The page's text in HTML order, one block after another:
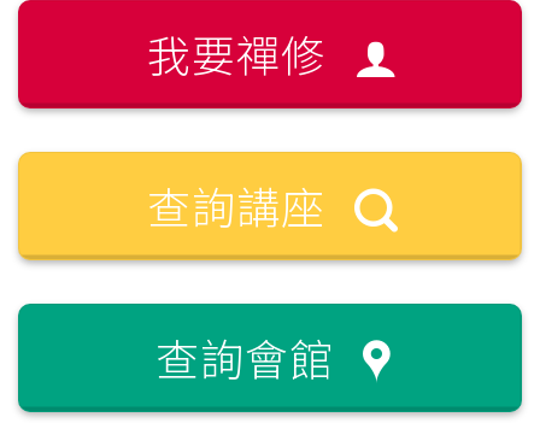
我要禪修
查詢講座
查詢會館